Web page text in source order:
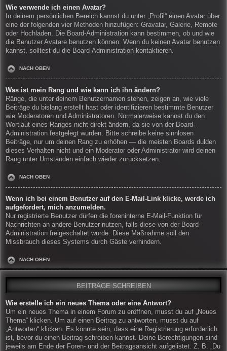
Wie verwende ich einen Avatar?
In deinem persönlichen Bereich kannst du unter „Profil“ einen Avatar über
eine der folgenden vier Methoden hinzufügen: Gravatar, Galerie, Remote
oder Hochladen. Die Board-Administration kann bestimmen, ob und wie
die Benutzer Avatare benutzen können. Wenn du keinen Avatar benutzen
kannst, solltest du die Board-Administration kontaktieren.
NACH OBEN
Was ist mein Rang und wie kann ich ihn ändern?
Ränge, die unter deinem Benutzernamen stehen, zeigen an, wie viele
Beiträge du bislang erstellt hast oder identifizieren bestimmte Benutzer
wie Moderatoren und Administratoren. Normalerweise kannst du den
Wortlaut eines Ranges nicht direkt ändern, da sie von der Board-
Administration festgelegt wurden. Bitte schreibe keine sinnlosen
Beiträge, nur um deinen Rang zu erhöhen — die meisten Boards dulden
dieses Verhalten nicht und ein Moderator oder Administrator wird deinen
Rang unter Umständen einfach wieder zurücksetzen.
NACH OBEN
Wenn ich bei einem Benutzer auf den E-Mail-Link klicke, werde ich
aufgefordert, mich anzumelden.
Nur registrierte Benutzer dürfen die foreninterne E-Mail-Funktion für
Nachrichten an andere Benutzer nutzen, falls diese von der Board-
Administration freigeschaltet wurde. Diese Maßnahme soll den
Missbrauch dieses Systems durch Gäste verhindern.
NACH OBEN
BEITRÄGE SCHREIBEN
Wie erstelle ich ein neues Thema oder eine Antwort?
Um ein neues Thema in einem Forum zu eröffnen, musst du auf „Neues
Thema“ klicken. Um auf einen Beitrag zu antworten, musst du auf
„Antworten“ klicken. Es könnte sein, dass eine Registrierung erforderlich
ist, bevor du einen Beitrag schreiben kannst. Deine Berechtigungen sind
jeweils am Ende der Foren- und der Beitragsansicht aufgelistet. Z. B. „Du